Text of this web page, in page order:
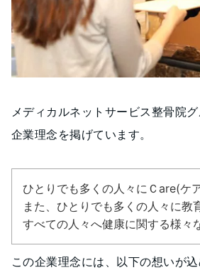
メディカルネットサービス整骨院
企業理念を掲げています。
ひとりでも多くの人々にＣare(ケ
また、ひとりでも多くの人々に教
すべての人々へ健康に関する様々
この企業理念には、以下の想いが込